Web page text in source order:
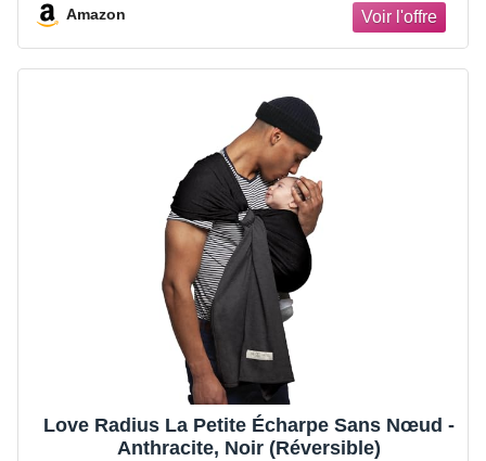
Amazon
Love Radius La Petite Écharpe Sans Nœud -
Anthracite, Noir (Réversible)